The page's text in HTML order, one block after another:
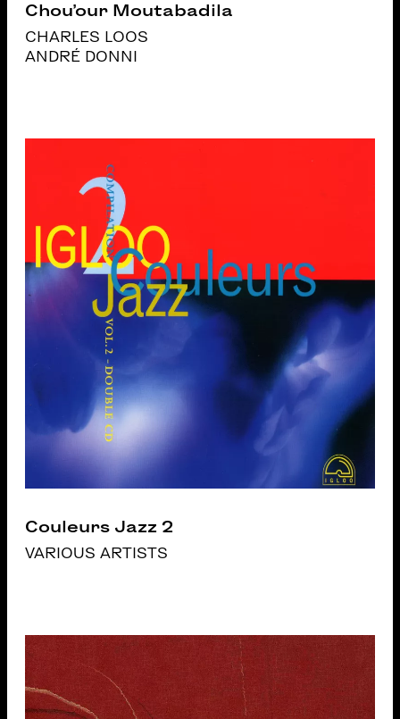
Chou’our Moutabadila
CHARLES LOOS
ANDRÉ DONNI
Couleurs Jazz 2
VARIOUS ARTISTS